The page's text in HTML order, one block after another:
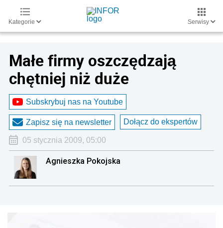
Kategorie Serwisy
Małe firmy oszczędzają
chętniej niż duże
Subskrybuj nas na Youtube
Zapisz się na newsletter Dołącz do ekspertów
05 stycznia 2009, 05:00
Agnieszka Pokojska